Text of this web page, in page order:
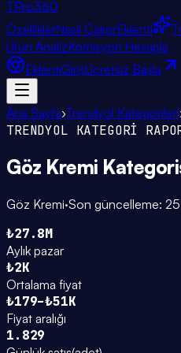
TPro360
ÖzelliklerNasıl ÇalışırEklenti
Ürün AnalizKomisyon Hesapla
EklentiGirişÜcretsiz Başla
Ana Sayfa›Trendyol Kategorileri
TRENDYOL KATEGORİ
Göz Kremi
Göz Kremi·Son güncelleme:
₺27.8M
Aylık pazar
₺2K
Ortalama fiyat
₺179–₺51K
Fiyat aralığı
1.829